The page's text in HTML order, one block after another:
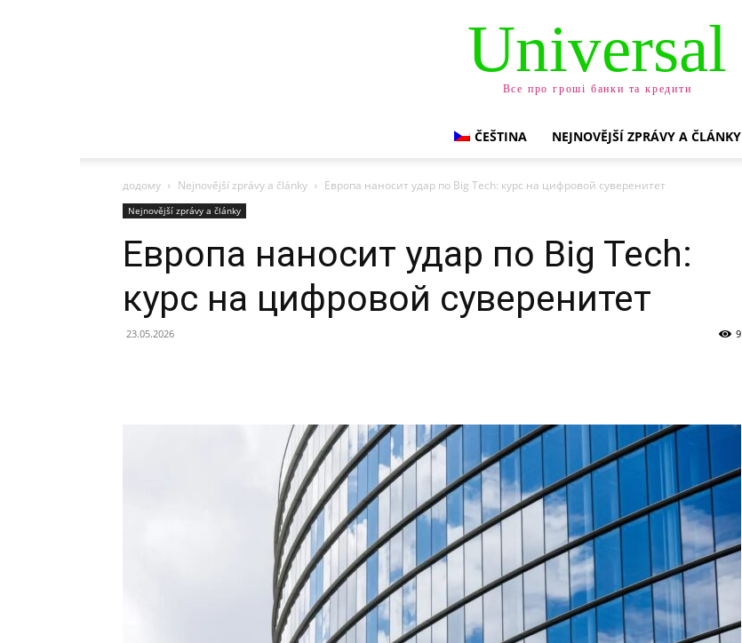
Universal
Все про гроші банки та кредити
ČEŠTINA NEJNOVĚJŠÍ ZPRÁVY A ČLÁNKY
додому Nejnovější zprávy a články Европа наносит удар по Big Tech: курс на цифровой суверенитет
Nejnovější zprávy a články
Европа наносит удар по Big Tech:
курс на цифровой суверенитет
23.05.2026 9